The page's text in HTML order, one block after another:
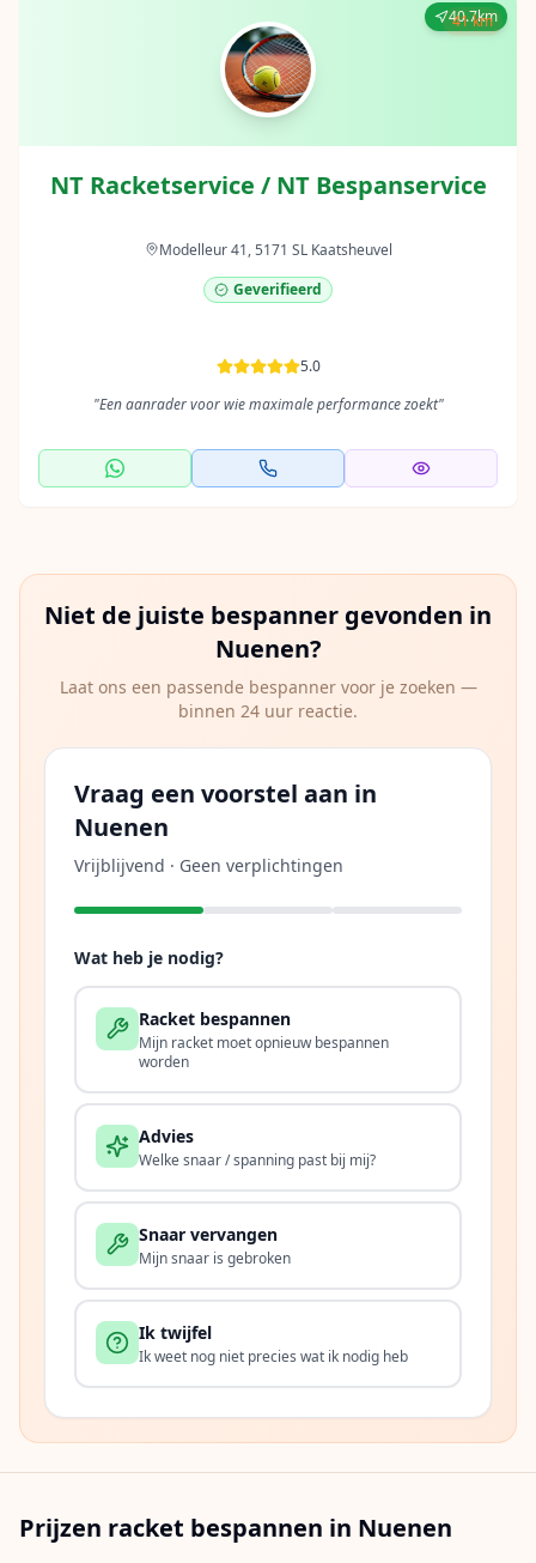
40.7km
NT Racketservice / NT Bespanservice
Modelleur 41, 5171 SL Kaatsheuvel
Geverifieerd
5.0
"Een aanrader voor wie maximale performance zoekt"
41 km
Niet de juiste bespanner gevonden in
Nuenen?
Laat ons een passende bespanner voor je zoeken —
binnen 24 uur reactie.
Vraag een voorstel aan in
Nuenen
Vrijblijvend · Geen verplichtingen
Wat heb je nodig?
Racket bespannen
Mijn racket moet opnieuw bespannen
worden
Advies
Welke snaar / spanning past bij mij?
Snaar vervangen
Mijn snaar is gebroken
Ik twijfel
Ik weet nog niet precies wat ik nodig heb
Prijzen racket bespannen in Nuenen